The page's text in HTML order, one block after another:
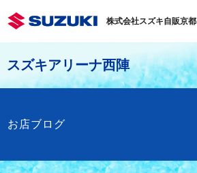
株式会社スズキ自販京都
スズキアリーナ西陣
お店ブログ